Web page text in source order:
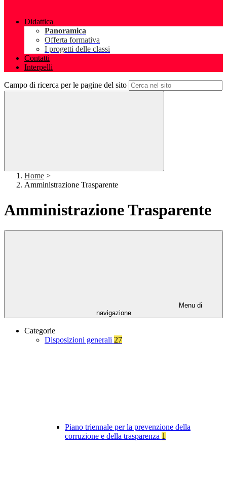
Didattica
Panoramica
Offerta formativa
I progetti delle classi
Contatti
Interpelli
Campo di ricerca per le pagine del sito
Home >
Amministrazione Trasparente
Amministrazione Trasparente
Menu di
navigazione
Categorie
Disposizioni generali 27
Piano triennale per la prevenzione della
corruzione e della trasparenza 1